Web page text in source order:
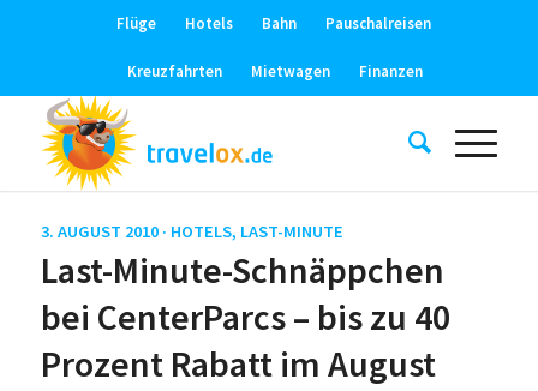
Flüge Hotels Bahn Pauschalreisen
Kreuzfahrten Mietwagen Finanzen
3. AUGUST 2010 · HOTELS, LAST-MINUTE
Last-Minute-Schnäppchen
bei CenterParcs – bis zu 40
Prozent Rabatt im August